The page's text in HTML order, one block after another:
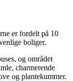
er fordelt på 10
boliger.
og området
charmerende
og plantekummer.